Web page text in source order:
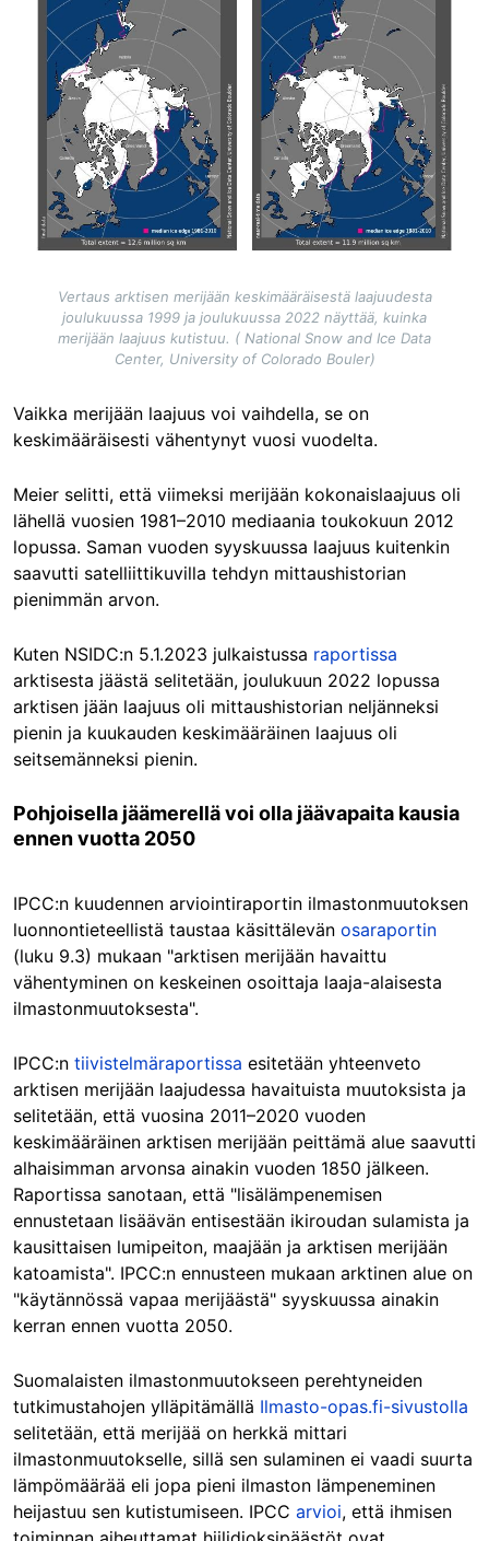
Vertaus arktisen merijään keskimääräisestä laajuudesta
joulukuussa 1999 ja joulukuussa 2022 näyttää, kuinka
merijään laajuus kutistuu. ( National Snow and Ice Data
Center, University of Colorado Bouler)
Vaikka merijään laajuus voi vaihdella, se on
keskimääräisesti vähentynyt vuosi vuodelta.
Meier selitti, että viimeksi merijään kokonaislaajuus oli
lähellä vuosien 1981–2010 mediaania toukokuun 2012
lopussa. Saman vuoden syyskuussa laajuus kuitenkin
saavutti satelliittikuvilla tehdyn mittaushistorian
pienimmän arvon.
Kuten NSIDC:n 5.1.2023 julkaistussa raportissa
arktisesta jäästä selitetään, joulukuun 2022 lopussa
arktisen jään laajuus oli mittaushistorian neljänneksi
pienin ja kuukauden keskimääräinen laajuus oli
seitsemänneksi pienin.
Pohjoisella jäämerellä voi olla jäävapaita kausia
ennen vuotta 2050
IPCC:n kuudennen arviointiraportin ilmastonmuutoksen
luonnontieteellistä taustaa käsittälevän osaraportin
(luku 9.3) mukaan "arktisen merijään havaittu
vähentyminen on keskeinen osoittaja laaja-alaisesta
ilmastonmuutoksesta".
IPCC:n tiivistelmäraportissa esitetään yhteenveto
arktisen merijään laajudessa havaituista muutoksista ja
selitetään, että vuosina 2011–2020 vuoden
keskimääräinen arktisen merijään peittämä alue saavutti
alhaisimman arvonsa ainakin vuoden 1850 jälkeen.
Raportissa sanotaan, että "lisälämpenemisen
ennustetaan lisäävän entisestään ikiroudan sulamista ja
kausittaisen lumipeiton, maajään ja arktisen merijään
katoamista". IPCC:n ennusteen mukaan arktinen alue on
"käytännössä vapaa merijäästä" syyskuussa ainakin
kerran ennen vuotta 2050.
Suomalaisten ilmastonmuutokseen perehtyneiden
tutkimustahojen ylläpitämällä Ilmasto-opas.fi-sivustolla
selitetään, että merijää on herkkä mittari
ilmastonmuutokselle, sillä sen sulaminen ei vaadi suurta
lämpömäärää eli jopa pieni ilmaston lämpeneminen
heijastuu sen kutistumiseen. IPCC arvioi, että ihmisen